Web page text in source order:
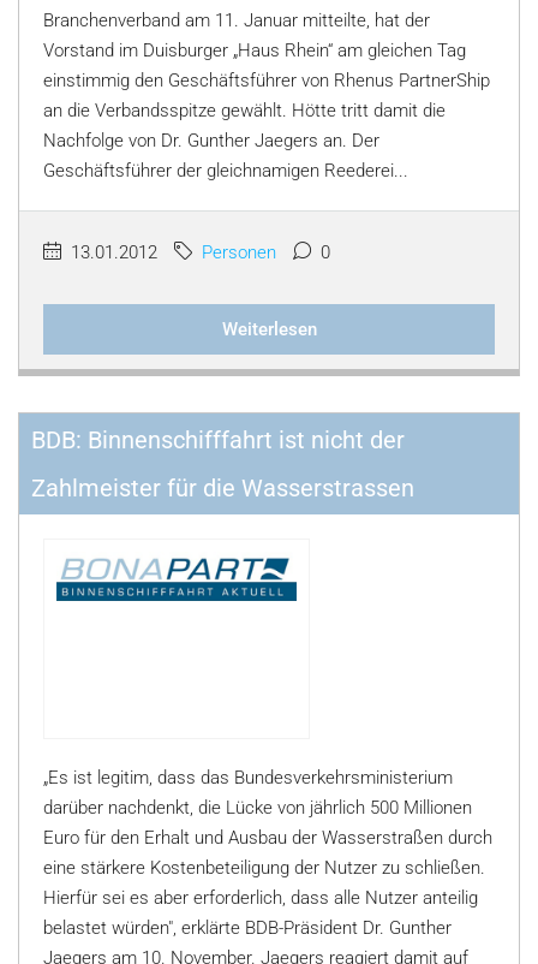
Branchenverband am 11. Januar mitteilte, hat der
Vorstand im Duisburger „Haus Rhein“ am gleichen Tag
einstimmig den Geschäftsführer von Rhenus PartnerShip
an die Verbandsspitze gewählt. Hötte tritt damit die
Nachfolge von Dr. Gunther Jaegers an. Der
Geschäftsführer der gleichnamigen Reederei...
13.01.2012 Personen 0
Weiterlesen
BDB: Binnenschifffahrt ist nicht der
Zahlmeister für die Wasserstrassen
„Es ist legitim, dass das Bundesverkehrsministerium
darüber nachdenkt, die Lücke von jährlich 500 Millionen
Euro für den Erhalt und Ausbau der Wasserstraßen durch
eine stärkere Kostenbeteiligung der Nutzer zu schließen.
Hierfür sei es aber erforderlich, dass alle Nutzer anteilig
belastet würden", erklärte BDB-Präsident Dr. Gunther
Jaegers am 10. November. Jaegers reagiert damit auf